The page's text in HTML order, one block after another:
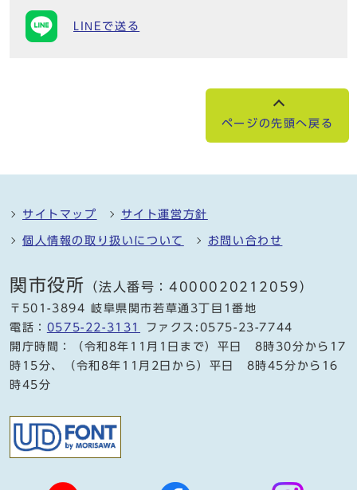
LINEで送る
ページの先頭へ戻る
サイトマップ サイト運営方針
個人情報の取り扱いについて お問い合わせ
関市役所 （法人番号：4000020212059）
〒501-3894 岐阜県関市若草通3丁目1番地
電話： 0575-22-3131
ファクス:0575-23-7744
開庁時間：（令和8年11月1日まで）平日 8時30分から17
時15分、（令和8年11月2日から）平日 8時45分から16
時45分